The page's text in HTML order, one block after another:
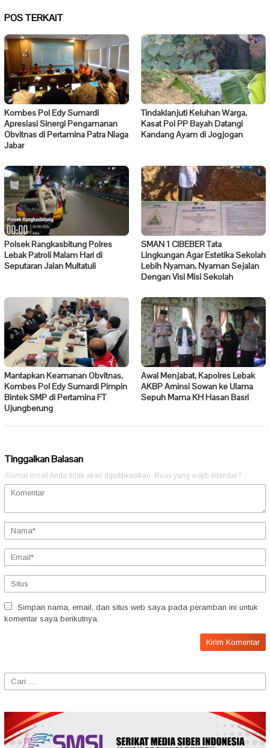
POS TERKAIT
Kombes Pol Edy Sumardi
Apresiasi Sinergi Pengamanan
Obvitnas di Pertamina Patra Niaga
Jabar
Tindaklanjuti Keluhan Warga,
Kasat Pol PP Bayah Datangi
Kandang Ayam di Jogjogan
Polsek Rangkasbitung Polres
Lebak Patroli Malam Hari di
Seputaran Jalan Multatuli
SMAN 1 CIBEBER Tata
Lingkungan Agar Estetika Sekolah
Lebih Nyaman, Nyaman Sejalan
Dengan Visi Misi Sekolah
Mantapkan Keamanan Obvitnas,
Kombes Pol Edy Sumardi Pimpin
Bintek SMP di Pertamina FT
Ujungberung
Awal Menjabat, Kapolres Lebak
AKBP Arninsi Sowan ke Ulama
Sepuh Mama KH Hasan Basri
Tinggalkan Balasan
Alamat email Anda tidak akan dipublikasikan. Ruas yang wajib ditandai *
Simpan nama, email, dan situs web saya pada peramban ini untuk
komentar saya berikutnya.
Cari
untuk: